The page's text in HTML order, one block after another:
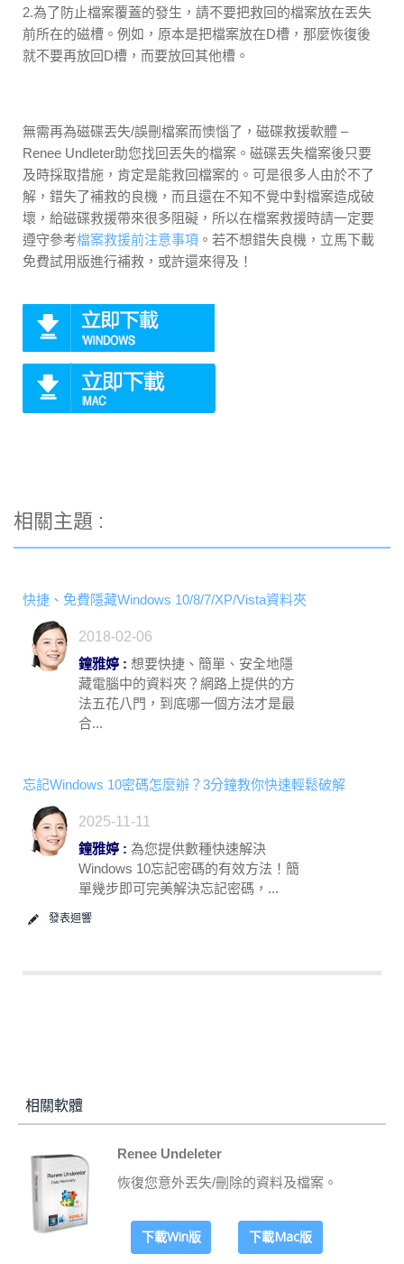
2.為了防止檔案覆蓋的發生，請不要把救回的檔案放在丟失
前所在的磁槽。例如，原本是把檔案放在D槽，那麼恢復後
就不要再放回D槽，而要放回其他槽。
無需再為磁碟丟失/誤刪檔案而懊惱了，磁碟救援軟體 –
Renee Undleter助您找回丟失的檔案。磁碟丟失檔案後只要
及時採取措施，肯定是能救回檔案的。可是很多人由於不了
解，錯失了補救的良機，而且還在不知不覺中對檔案造成破
壞，給磁碟救援帶來很多阻礙，所以在檔案救援時請一定要
遵守參考檔案救援前注意事項 。若不想錯失良機，立馬下載
免費試用版進行補救，或許還來得及！
相關主題 :
快捷、免費隱藏Windows 10/8/7/XP/Vista資料夾
2018-02-06
鐘雅婷 : 想要快捷、簡單、安全地隱
藏電腦中的資料夾？網路上提供的方
法五花八門，到底哪一個方法才是最
合...
忘記Windows 10密碼怎麼辦？3分鐘教你快速輕鬆破解
2025-11-11
鐘雅婷 : 為您提供數種快速解決
Windows 10忘記密碼的有效方法！簡
單幾步即可完美解決忘記密碼，...
發表迴響
相關軟體
Renee Undeleter
恢復您意外丟失/刪除的資料及檔案。
下載Win版 下載Mac版